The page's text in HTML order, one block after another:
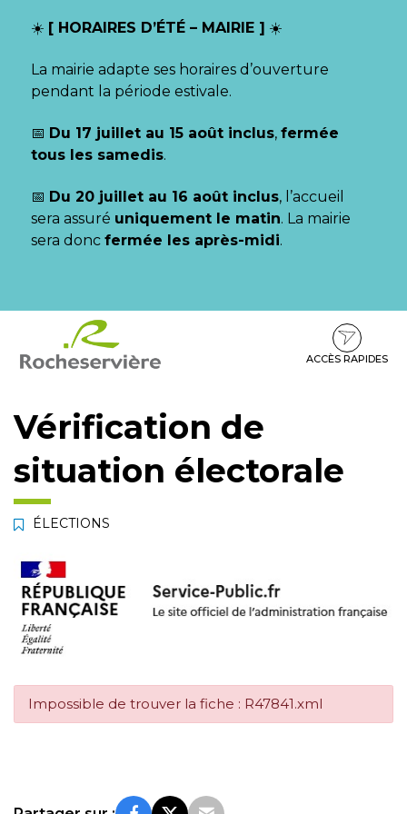
☀️ [ HORAIRES D’ÉTÉ – MAIRIE ] ☀️
La mairie adapte ses horaires d’ouverture
pendant la période estivale.
📅 Du 17 juillet au 15 août inclus, fermée
tous les samedis.
📅 Du 20 juillet au 16 août inclus, l’accueil
sera assuré uniquement le matin. La mairie
sera donc fermée les après-midi.
contenu
pied
ACCÈS RAPIDES
Vérification de
situation électorale
ÉLECTIONS
Impossible de trouver la fiche : R47841.xml